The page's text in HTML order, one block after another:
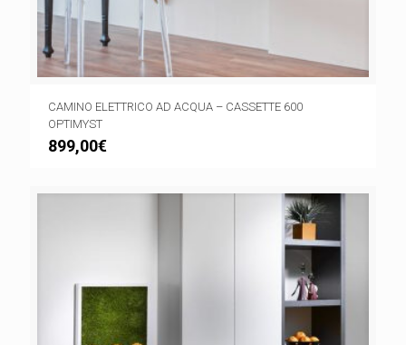
CAMINO ELETTRICO AD ACQUA – CASSETTE 600
OPTIMYST
899,00€